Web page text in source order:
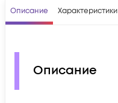
Описание Характеристики
Описание